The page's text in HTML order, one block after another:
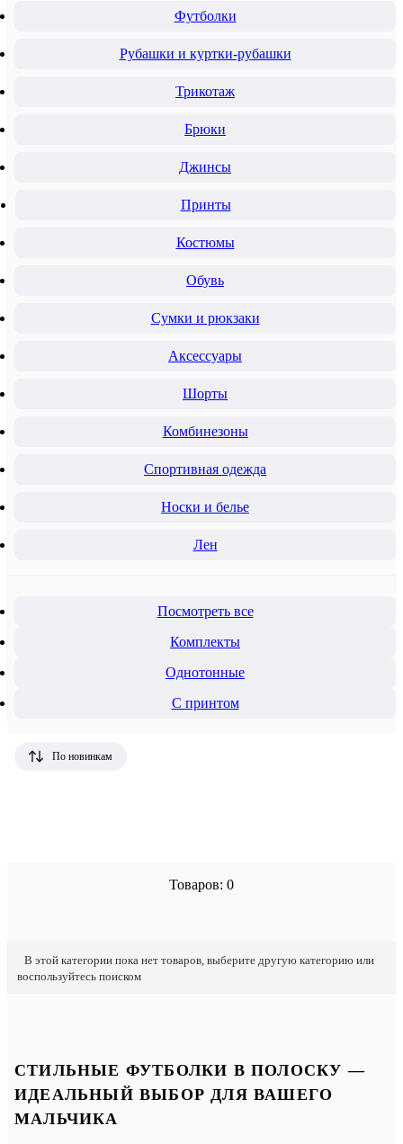
Футболки
Рубашки и куртки-рубашки
Трикотаж
Брюки
Джинсы
Принты
Костюмы
Обувь
Сумки и рюкзаки
Аксессуары
Шорты
Комбинезоны
Спортивная одежда
Носки и белье
Лен
Посмотреть все
Комплекты
Однотонные
С принтом
Товаров: 0
По новинкам
В этой категории пока нет товаров, выберите другую категорию или
воспользуйтесь поиском
СТИЛЬНЫЕ ФУТБОЛКИ В ПОЛОСКУ —
ИДЕАЛЬНЫЙ ВЫБОР ДЛЯ ВАШЕГО
МАЛЬЧИКА